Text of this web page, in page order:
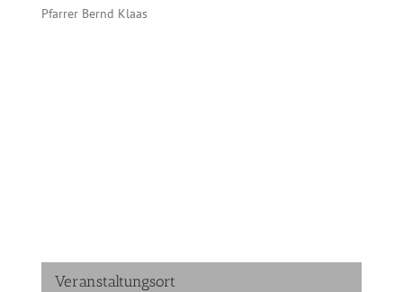
Pfarrer Bernd Klaas
Veranstaltungsort